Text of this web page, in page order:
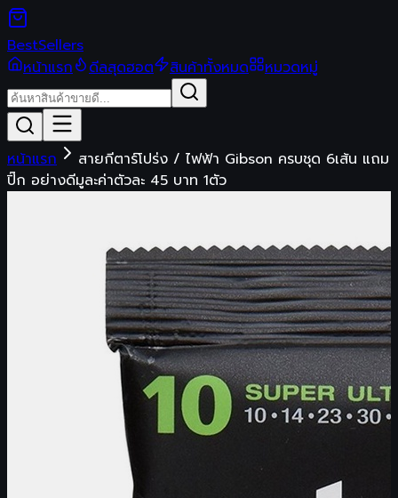
BestSellers
หน้าแรก
ดีลสุดฮอต สินค้าทั้งหมด หมวดหมู่
หน้าแรก
สายกีตาร์โปร่ง / ไฟฟ้า Gibson ครบชุด 6เส้น แถม
ปิ๊ก อย่างดีมูละค่าตัวละ 45 บาท 1ตัว